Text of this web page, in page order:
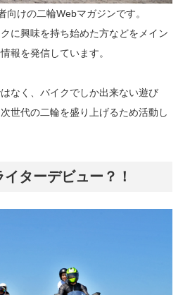
向けの二輪Webマガジンです。
に興味を持ち始めた方などをメイン
報を発信しています。
なく、バイクでしか出来ない遊び
世代の二輪を盛り上げるため活動し
ターデビュー？！